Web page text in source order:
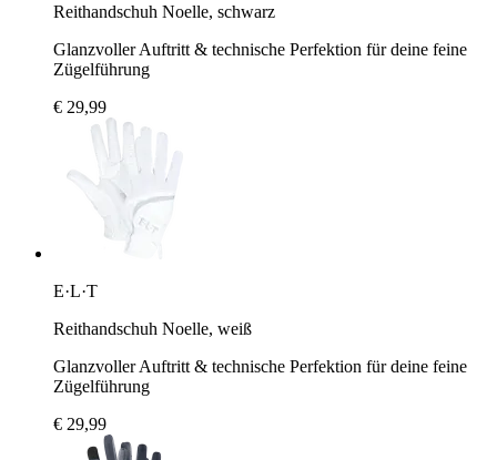
Reithandschuh Noelle, schwarz
Glanzvoller Auftritt & technische Perfektion für deine feine
Zügelführung
€ 29,99
E·L·T
Reithandschuh Noelle, weiß
Glanzvoller Auftritt & technische Perfektion für deine feine
Zügelführung
€ 29,99